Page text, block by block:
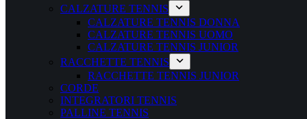
CALZATURE TENNIS
CALZATURE TENNIS DONNA
CALZATURE TENNIS UOMO
CALZATURE TENNIS JUNIOR
RACCHETTE TENNIS
RACCHETTE TENNIS JUNIOR
CORDE
INTEGRATORI TENNIS
PALLINE TENNIS